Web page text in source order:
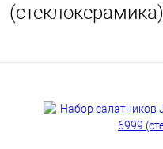
(стеклокерамика)